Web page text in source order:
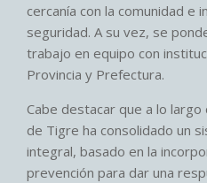
cercanía con la comunidad e
seguridad. A su vez, se
trabajo en equipo con
Provincia y Prefectura.
Cabe destacar que a lo largo
de Tigre ha consolidado un
integral, basado en la
prevención para dar una